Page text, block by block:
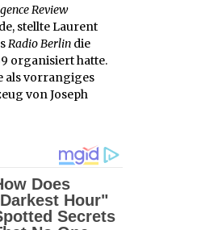
Review
stellte Laurent
Radio Berlin die
organisiert hatte.
als vorrangiges
von Joseph